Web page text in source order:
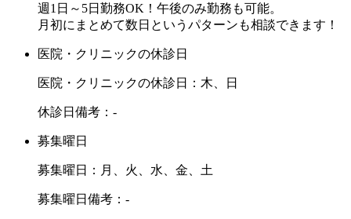
週1日～5日勤務OK！午後のみ勤務も可能。
月初にまとめて数日というパターンも相談できます！
医院・クリニックの休診日
医院・クリニックの休診日：木、日
休診日備考：-
募集曜日
募集曜日：月、火、水、金、土
募集曜日備考：-